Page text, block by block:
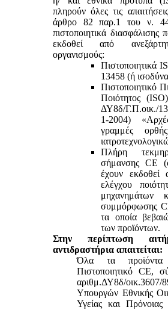
πληρούν όλες τις
άρθρο 82 παρ.1 του ν.
πιστοποιητικά διασφάλισης
εκδοθεί από
οργανισμούς:
Πιστοποιητικά
13458 (ή
Πιστοποιητικό
Ποιότητος
ΔΥ8δ/Γ.Π.οικ./
1-2004)
γραμμές
Πλήρη
σήμανσης CE
έχουν εκδοθεί
ελέγχου
μηχανημάτων
συμμόρφωσης
τα οποία
των προϊόντων.
Στην περίπτωση
αντιδραστήρια απαιτείται:
Όλα τα
Πιστοποιητικό
αριθμ.ΔΥ8δ/
Υπουργών Εθνικής
Υγείας και Πρόνοιας